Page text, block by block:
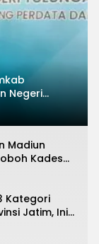
Negeri
Madiun
Kades
Pribadi
Kategori
Jatim, Ini